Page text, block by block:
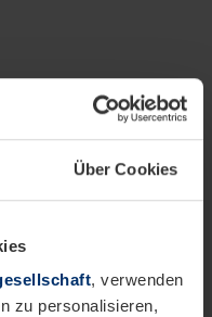
Über Cookies
, verwenden
zu personalisieren,